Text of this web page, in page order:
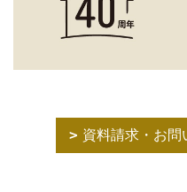
資料請求・お問